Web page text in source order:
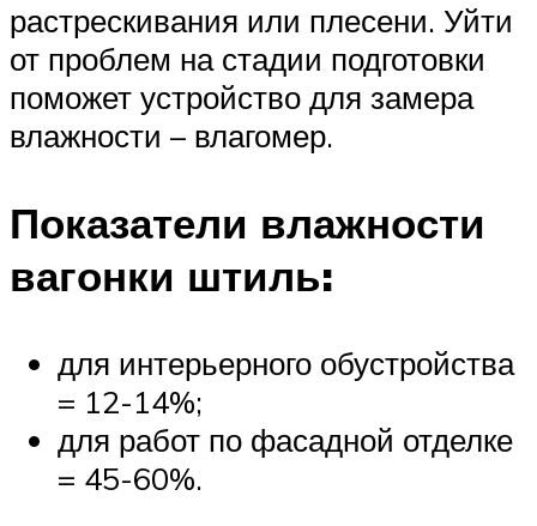
растрескивания или плесени. Уйти
от проблем на стадии подготовки
поможет устройство для замера
влажности – влагомер.
Показатели влажности
вагонки штиль:
для интерьерного обустройства
= 12-14%;
для работ по фасадной отделке
= 45-60%.